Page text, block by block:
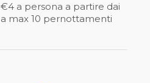
€4 a persona a partire dai
max 10 pernottamenti